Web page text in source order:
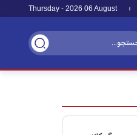
Thursday - 2026 06 August